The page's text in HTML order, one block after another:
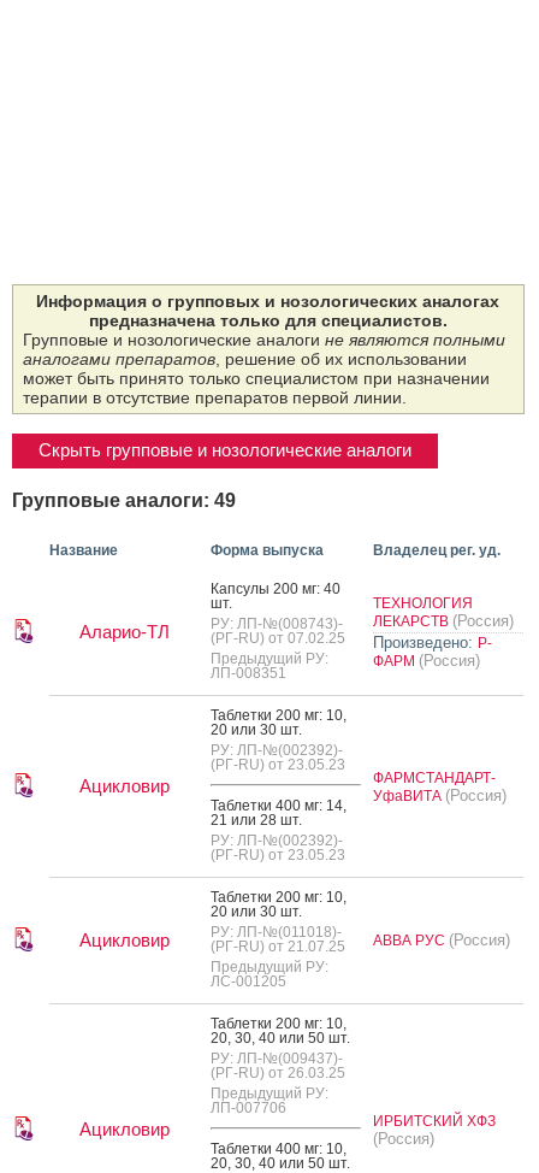
Информация о групповых и нозологических аналогах
предназначена только для специалистов.
Групповые и нозологические аналоги не являются полными
аналогами препаратов, решение об их использовании
может быть принято только специалистом при назначении
терапии в отсутствие препаратов первой линии.
Скрыть групповые и нозологические аналоги
Групповые аналоги: 49
Название Форма выпуска Владелец рег. уд.
Аларио-ТЛ
Кап­су­лы 200 мг: 40
шт.
РУ: ЛП-№(008743)-
(РГ-RU) от 07.02.25
Предыдущий РУ:
ЛП-008351
ТЕХНОЛОГИЯ
ЛЕКАРСТВ (Россия)
Произведено: Р-
ФАРМ (Россия)
Ацикловир
Таб­летки 200 мг: 10,
20 или 30 шт.
РУ: ЛП-№(002392)-
(РГ-RU) от 23.05.23
Таб­летки 400 мг: 14,
21 или 28 шт.
РУ: ЛП-№(002392)-
(РГ-RU) от 23.05.23
ФАРМСТАНДАРТ-
УфаВИТА (Россия)
Ацикловир
Таб­летки 200 мг: 10,
20 или 30 шт.
РУ: ЛП-№(011018)-
(РГ-RU) от 21.07.25
Предыдущий РУ:
ЛС-001205
АВВА РУС (Россия)
Ацикловир
Таб­летки 200 мг: 10,
20, 30, 40 или 50 шт.
РУ: ЛП-№(009437)-
(РГ-RU) от 26.03.25
Предыдущий РУ:
ЛП-007706
Таб­летки 400 мг: 10,
20, 30, 40 или 50 шт.
ИРБИТСКИЙ ХФЗ
(Россия)